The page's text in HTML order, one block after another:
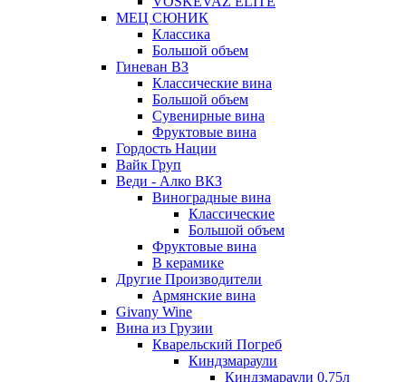
МЕЦ СЮНИК
Классика
Большой объем
Гиневан ВЗ
Классические вина
Большой объем
Сувенирные вина
Фруктовые вина
Гордость Нации
Вайк Груп
Веди - Алко ВКЗ
Виноградные вина
Классические
Большой объем
Фруктовые вина
В керамике
Другие Производители
Армянские вина
Givany Wine
Вина из Грузии
Кварельский Погреб
Киндзмараули
Киндзмараули 0,75л